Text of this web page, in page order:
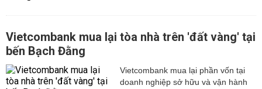
Vietcombank mua lại tòa nhà trên 'đất vàng' tại
bến Bạch Đằng
Vietcombank mua lại phần vốn tại
doanh nghiệp sở hữu và vận hành